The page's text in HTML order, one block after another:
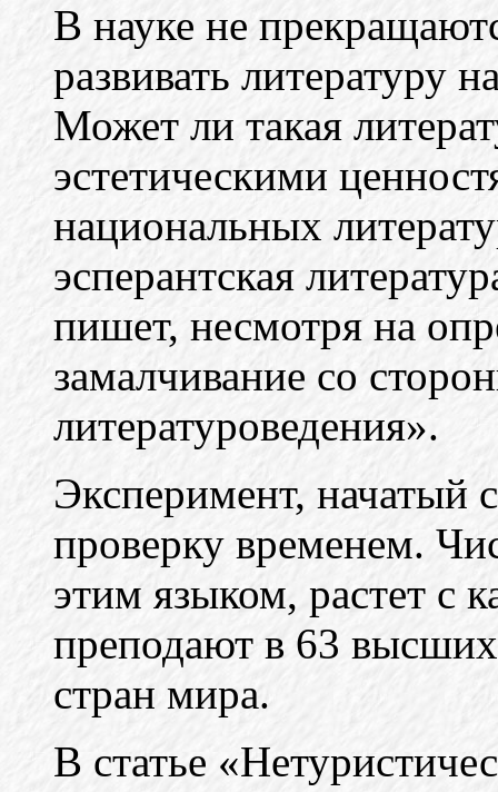
В науке не
развивать литературу
Может ли такая
эстетическими
национальных
эсперантская
пишет, несмотря на
замалчивание со
литературоведения».
Эксперимент, начатый
проверку временем.
этим языком, растет с
преподают в 63
стран мира.
В статье